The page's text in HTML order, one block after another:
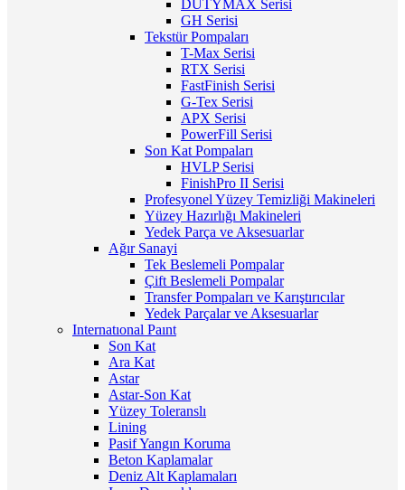
DUTYMAX Serisi
GH Serisi
Tekstür Pompaları
T-Max Serisi
RTX Serisi
FastFinish Serisi
G-Tex Serisi
APX Serisi
PowerFill Serisi
Son Kat Pompaları
HVLP Serisi
FinishPro II Serisi
Profesyonel Yüzey Temizliği Makineleri
Yüzey Hazırlığı Makineleri
Yedek Parça ve Aksesuarlar
Ağır Sanayi
Tek Beslemeli Pompalar
Çift Beslemeli Pompalar
Transfer Pompaları ve Karıştırıcılar
Yedek Parçalar ve Aksesuarlar
Internatıonal Paınt
Son Kat
Ara Kat
Astar
Astar-Son Kat
Yüzey Toleranslı
Lining
Pasif Yangın Koruma
Beton Kaplamalar
Deniz Alt Kaplamaları